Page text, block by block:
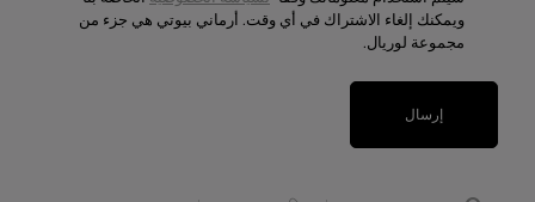
ويمكنك إلغاء الاشتراك في أي وقت. أرماني بيوتي هي جزء من
مجموعة لوريال.
إرسال